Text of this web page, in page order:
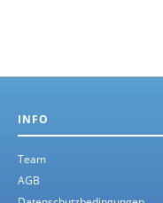
INFO
Team
AGB